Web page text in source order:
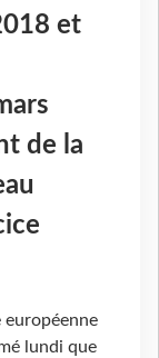
et
de la
européenne
lundi que